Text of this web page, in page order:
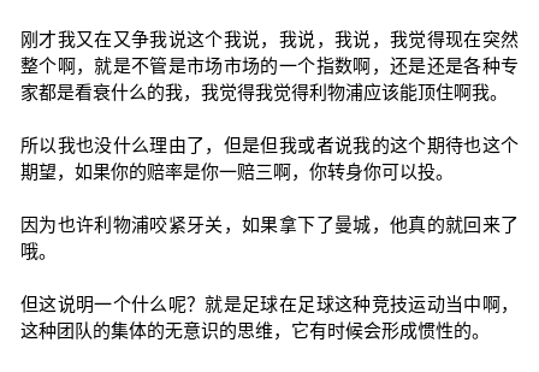
刚才我又在又争我说这个我说，我说，我说，我觉得现在突然
整个啊，就是不管是市场市场的一个指数啊，还是还是各种专
家都是看衰什么的我，我觉得我觉得利物浦应该能顶住啊我。
所以我也没什么理由了，但是但我或者说我的这个期待也这个
期望，如果你的赔率是你一赔三啊，你转身你可以投。
因为也许利物浦咬紧牙关，如果拿下了曼城，他真的就回来了
哦。
但这说明一个什么呢？就是足球在足球这种竞技运动当中啊，
这种团队的集体的无意识的思维，它有时候会形成惯性的。